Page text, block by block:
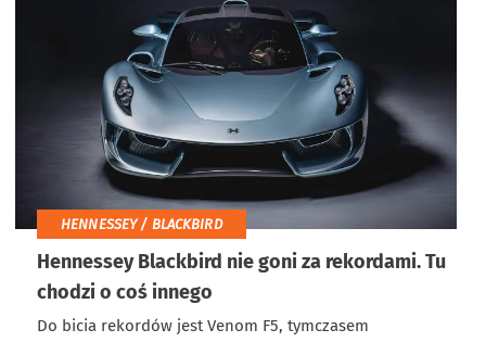
HENNESSEY / BLACKBIRD
Hennessey Blackbird nie goni za rekordami. Tu
chodzi o coś innego
Do bicia rekordów jest Venom F5, tymczasem